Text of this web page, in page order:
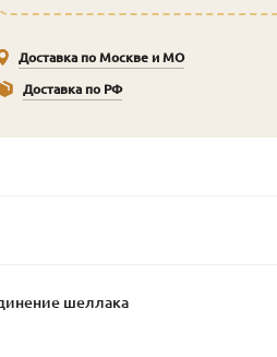
Доставка по Москве и МО
Доставка по РФ
шеллака